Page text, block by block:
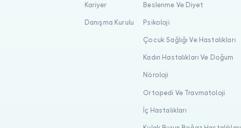
Kariyer
Danışma Kurulu
Beslenme Ve Diyet
Psikoloji
Çocuk Sağlığı Ve Hastalıkları
Kadın Hastalıkları Ve Doğum
Nöroloji
Ortopedi Ve Travmatoloji
İç Hastalıkları